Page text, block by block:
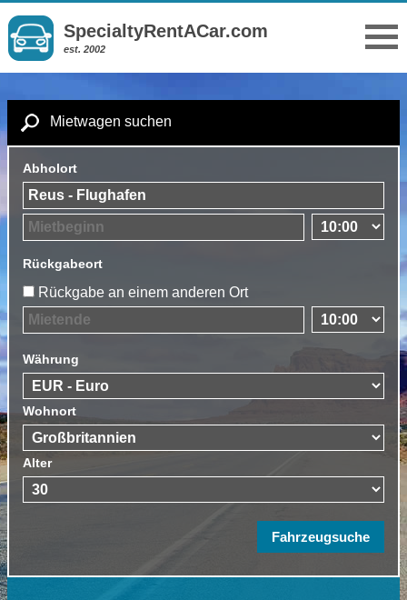
SpecialtyRentACar.com
est. 2002
Mietwagen suchen
Abholort
Rückgabeort
Rückgabe an einem anderen Ort
Währung
Wohnort
Alter